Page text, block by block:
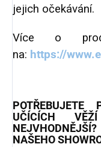
jejich očekávání.
Více o
na: https://
UČÍCÍCH
NAŠEHO